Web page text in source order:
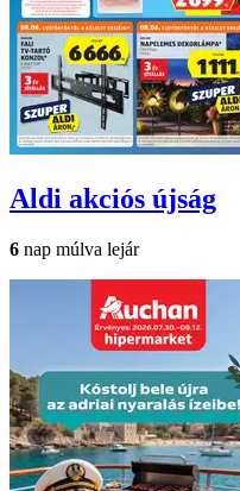
Aldi akciós újság
6 nap múlva lejár